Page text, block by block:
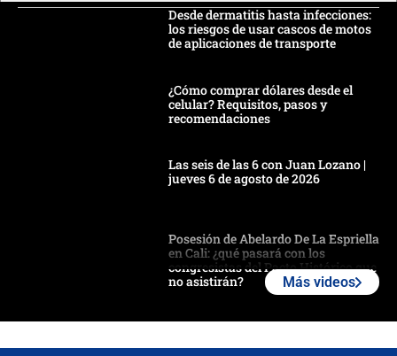
Desde dermatitis hasta infecciones:
los riesgos de usar cascos de motos
de aplicaciones de transporte
¿Cómo comprar dólares desde el
celular? Requisitos, pasos y
recomendaciones
Las seis de las 6 con Juan Lozano |
jueves 6 de agosto de 2026
Posesión de Abelardo De La Espriella
en Cali: ¿qué pasará con los
congresistas del Pacto Histórico que
no asistirán?
Más videos